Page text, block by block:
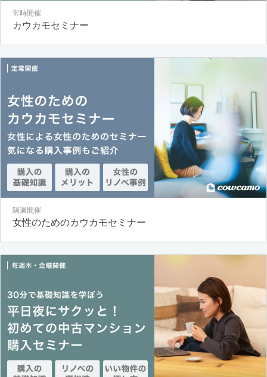
常時開催
カウカモセミナー
隔週開催
女性のためのカウカモセミナー